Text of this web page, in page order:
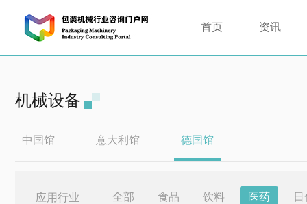
首页 资讯
机械设备
中国馆 意大利馆 德国馆
应用行业 全部 食品 饮料 医药